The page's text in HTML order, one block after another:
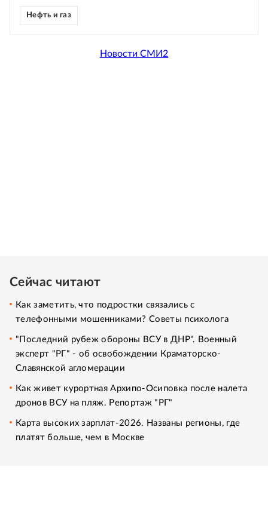
Нефть и газ
Новости СМИ2
Сейчас читают
Как заметить, что подростки связались с
телефонными мошенниками? Советы психолога
"Последний рубеж обороны ВСУ в ДНР". Военный
эксперт "РГ" - об освобождении Краматорско-
Славянской агломерации
Как живет курортная Архипо-Осиповка после налета
дронов ВСУ на пляж. Репортаж "РГ"
Карта высоких зарплат-2026. Названы регионы, где
платят больше, чем в Москве